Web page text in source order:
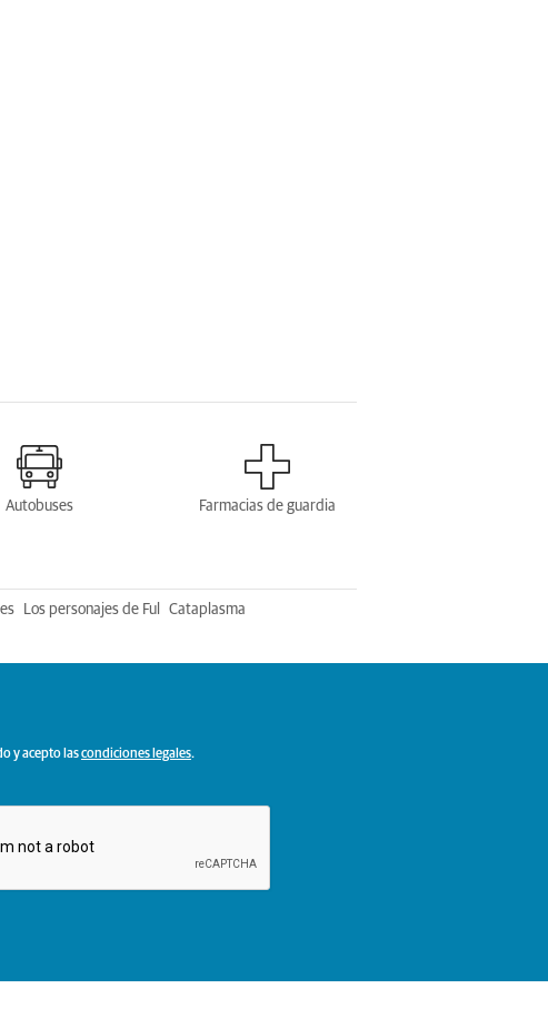
Autobuses Farmacias de guardia
Los personajes de Ful Cataplasma
y acepto lascondiciones legales.